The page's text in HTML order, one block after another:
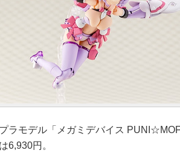
ラモデル「メガミデバイス
6,930円。